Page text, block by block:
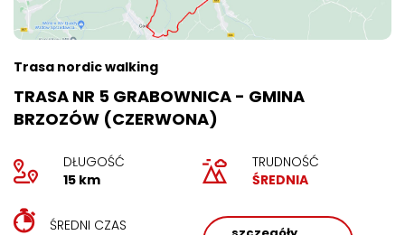
Trasa nordic walking
TRASA NR 5 GRABOWNICA - GMINA
BRZOZÓW (CZERWONA)
DŁUGOŚĆ
15 km
TRUDNOŚĆ
ŚREDNIA
ŚREDNI CZAS